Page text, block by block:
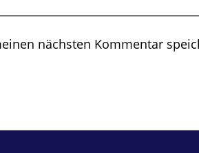
nächsten Kommentar